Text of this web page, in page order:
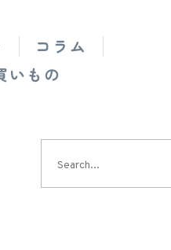
コラム
いもの